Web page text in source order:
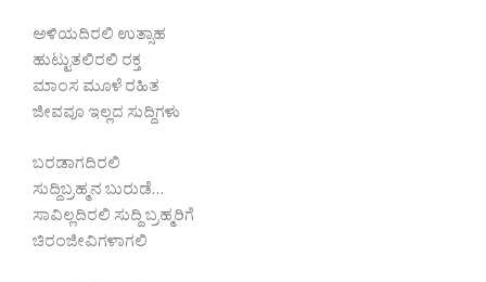
ಅಳಿಯದಿರಲಿ ಉತ್ಸಾಹ
ಹುಟ್ಟುತಲಿರಲಿ ರಕ್ತ
ಮಾಂಸ ಮೂಳೆ ರಹಿತ
ಜೀವವೂ ಇಲ್ಲದ ಸುದ್ದಿಗಳು
ಬರಡಾಗದಿರಲಿ
ಸುದ್ದಿಬ್ರಹ್ಮನ ಬುರುಡೆ…
ಸಾವಿಲ್ಲದಿರಲಿ ಸುದ್ದಿ ಬ್ರಹ್ಮರಿಗೆ
ಚಿರಂಜೀವಿಗಳಾಗಲಿ